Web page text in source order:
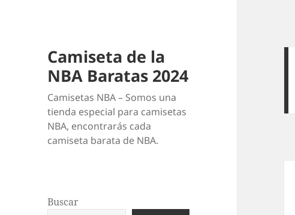
Camiseta de la
NBA Baratas 2024
Camisetas NBA – Somos una
tienda especial para camisetas
NBA, encontrarás cada
camiseta barata de NBA.
Buscar